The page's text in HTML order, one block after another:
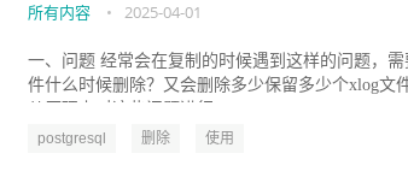
所有内容 • 2025-04-01
一、问题 经常会在复制的时候遇到这样的问题，
件什么时候删除？又会删除多少保留多少个xlog文
postgresql 删除 使用